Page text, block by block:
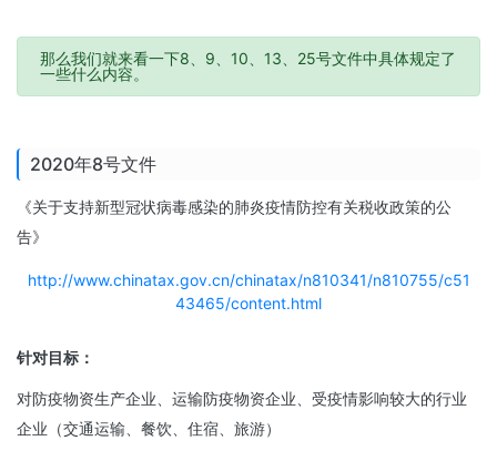
那么我们就来看一下8、9、10、13、25号文件中具体规定了
一些什么内容。
2020年8号文件
《关于支持新型冠状病毒感染的肺炎疫情防控有关税收政策的公
告》
http://www.chinatax.gov.cn/chinatax/n810341/n810755/c51
43465/content.html
针对目标：
对防疫物资生产企业、运输防疫物资企业、受疫情影响较大的行业
企业（交通运输、餐饮、住宿、旅游）